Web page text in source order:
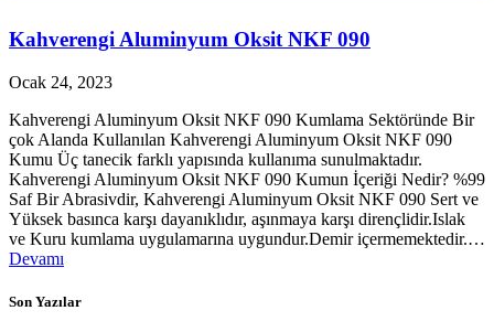
Kahverengi Aluminyum Oksit NKF 090
Ocak 24, 2023
Kahverengi Aluminyum Oksit NKF 090 Kumlama Sektöründe Bir
çok Alanda Kullanılan Kahverengi Aluminyum Oksit NKF 090
Kumu Üç tanecik farklı yapısında kullanıma sunulmaktadır.
Kahverengi Aluminyum Oksit NKF 090 Kumun İçeriği Nedir? %99
Saf Bir Abrasivdir, Kahverengi Aluminyum Oksit NKF 090 Sert ve
Yüksek basınca karşı dayanıklıdır, aşınmaya karşı dirençlidir.Islak
ve Kuru kumlama uygulamarına uygundur.Demir içermemektedir.…
Devamı
Son Yazılar